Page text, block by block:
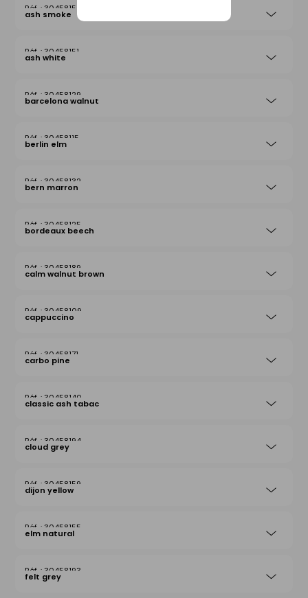
30458152
ash smoke
30458151
ash white
30458129
barcelona walnut
30458115
berlin elm
30458132
bern marron
30458125
bordeaux beech
30458189
calm walnut brown
30458109
cappuccino
30458171
carbo pine
30458140
classic ash tabac
30458194
cloud grey
30458159
dijon yellow
30458155
elm natural
30458193
felt grey